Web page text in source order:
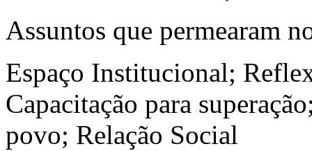
Assuntos que permearam
Espaço Institucional;
Capacitação para
povo; Relação Social